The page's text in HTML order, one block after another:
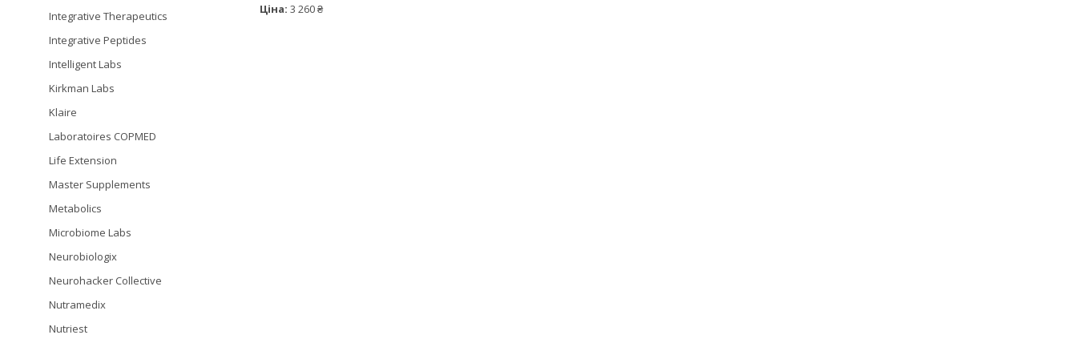
Ціна: 3 260 ₴
Integrative Therapeutics
Integrative Peptides
Intelligent Labs
Kirkman Labs
Klaire
Laboratoires COPMED
Life Extension
Master Supplements
Metabolics
Microbiome Labs
Neurobiologix
Neurohacker Collective
Nutramedix
Nutriest